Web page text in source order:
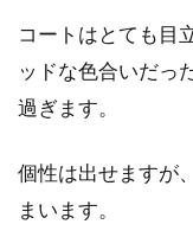
コートはとても目
ッドな色合いだっ
過ぎます。
個性は出せますが
まいます。